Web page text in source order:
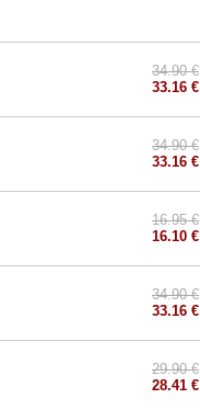
34.90 €
33.16 €
34.90 €
33.16 €
16.95 €
16.10 €
34.90 €
33.16 €
29.90 €
28.41 €